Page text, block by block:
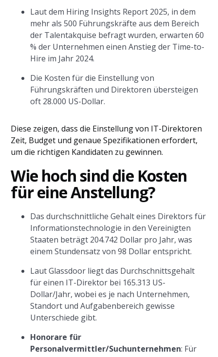
Laut dem Hiring Insights Report 2025, in dem
mehr als 500 Führungskräfte aus dem Bereich
der Talentakquise befragt wurden, erwarten 60
% der Unternehmen einen Anstieg der Time-to-
Hire im Jahr 2024.
Die Kosten für die Einstellung von
Führungskräften und Direktoren übersteigen
oft 28.000 US-Dollar.
Diese zeigen, dass die Einstellung von IT-Direktoren
Zeit, Budget und genaue Spezifikationen erfordert,
um die richtigen Kandidaten zu gewinnen.
Wie hoch sind die Kosten
für eine Anstellung?
Das durchschnittliche Gehalt eines Direktors für
Informationstechnologie in den Vereinigten
Staaten beträgt 204.742 Dollar pro Jahr, was
einem Stundensatz von 98 Dollar entspricht.
Laut Glassdoor liegt das Durchschnittsgehalt
für einen IT-Direktor bei 165.313 US-
Dollar/Jahr, wobei es je nach Unternehmen,
Standort und Aufgabenbereich gewisse
Unterschiede gibt.
Honorare für
Personalvermittler/Suchunternehmen: Für